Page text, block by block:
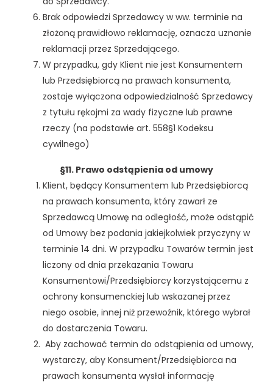
Brak odpowiedzi Sprzedawcy w ww. terminie na
złożoną prawidłowo reklamację, oznacza uznanie
reklamacji przez Sprzedającego.
W przypadku, gdy Klient nie jest Konsumentem
lub Przedsiębiorcą na prawach konsumenta,
zostaje wyłączona odpowiedzialność Sprzedawcy
z tytułu rękojmi za wady fizyczne lub prawne
rzeczy (na podstawie art. 558§1 Kodeksu
cywilnego)
§11. Prawo odstąpienia od umowy
Klient, będący Konsumentem lub Przedsiębiorcą
na prawach konsumenta, który zawarł ze
Sprzedawcą Umowę na odległość, może odstąpić
od Umowy bez podania jakiejkolwiek przyczyny w
terminie 14 dni. W przypadku Towarów termin jest
liczony od dnia przekazania Towaru
Konsumentowi/Przedsiębiorcy korzystającemu z
ochrony konsumenckiej lub wskazanej przez
niego osobie, innej niż przewoźnik, którego wybrał
do dostarczenia Towaru.
Aby zachować termin do odstąpienia od umowy,
wystarczy, aby Konsument/Przedsiębiorca na
prawach konsumenta wysłał informację